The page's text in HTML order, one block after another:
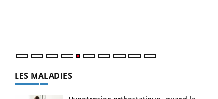
LES MALADIES